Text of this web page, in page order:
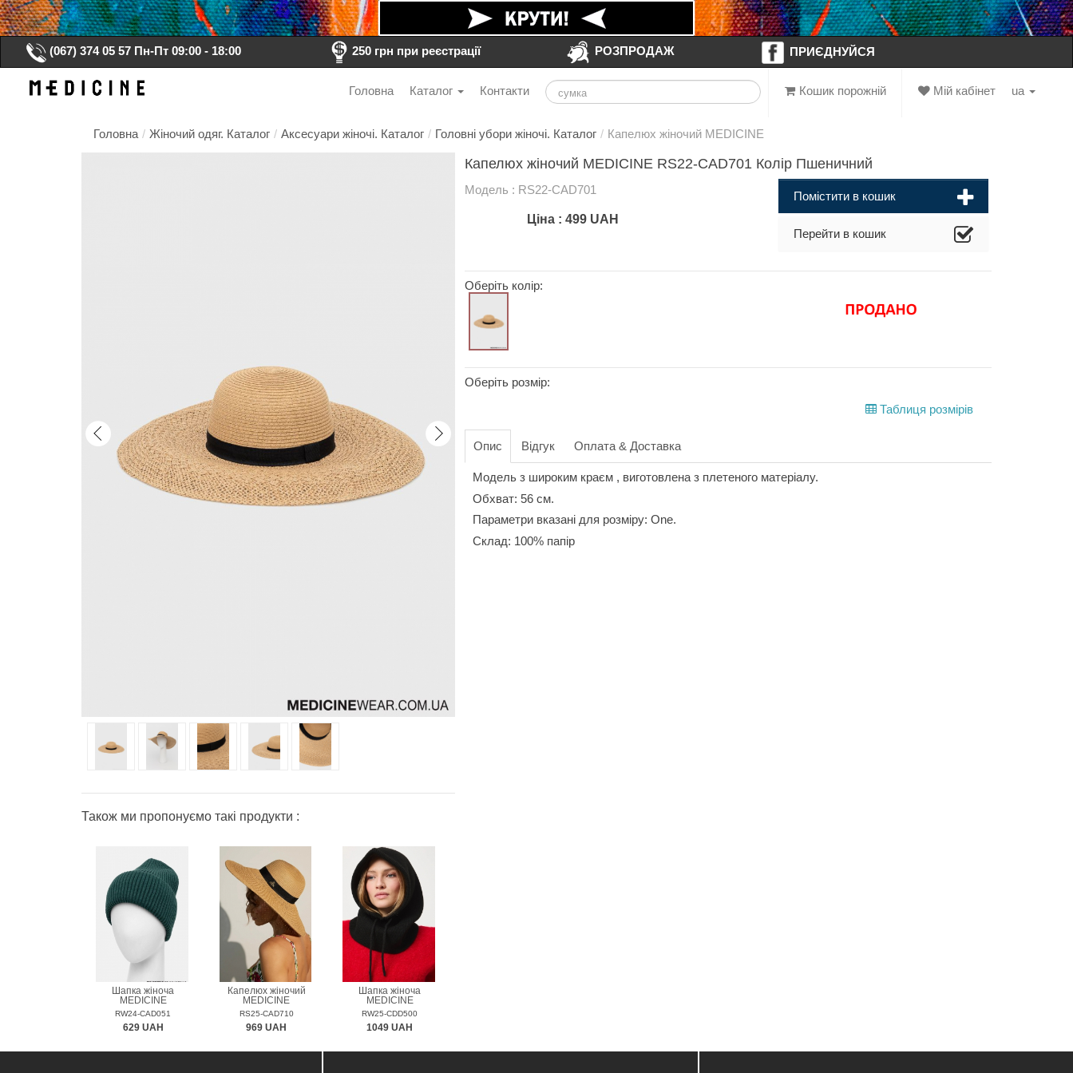
(067) 374 05 57 Пн-Пт 09:00 - 18:00 250 грн при реєстрації РОЗПРОДАЖ ПРИЄДНУЙСЯ
ua
Мій кабінет
Кошик порожній
Головна Каталог Контакти
Головна / Жіночий одяг. Каталог / Аксесуари жіночі. Каталог / Головні убори жіночі. Каталог / Капелюх жіночий MEDICINE
Також ми пропонуємо такі продукти :
Шапка жіноча
MEDICINE
RW24-CAD051
629 UAH
Капелюх жіночий
MEDICINE
RS25-CAD710
969 UAH
Шапка жіноча
MEDICINE
RW25-CDD500
1049 UAH
Капелюх жіночий MEDICINE RS22-CAD701 Колір Пшеничний
Модель : RS22-CAD701
Ціна : 499 UAH
Помістити в кошик
Перейти в кошик
Оберіть колір:
Оберіть розмір:
Таблиця розмірів
Опис Відгук Оплата & Доставка
Модель з широким краєм , виготовлена з плетеного матеріалу.
Обхват: 56 см.
Параметри вказані для розміру: One.
Склад: 100% папір